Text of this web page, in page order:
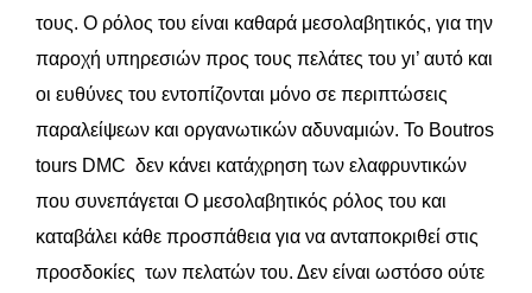
τους. Ο ρόλος του είναι καθαρά μεσολαβητικός, για την
παροχή υπηρεσιών προς τους πελάτες του yι’ αυτό και
οι ευθύνες του εντοπίζονται μόνο σε περιπτώσεις
παραλείψεων και οργανωτικών αδυναμιών. Το Boutros
tours DMC δεν κάνει κατάχρηση των ελαφρυντικών
που συνεπάγεται Ο μεσολαβητικός ρόλος του και
καταβάλει κάθε προσπάθεια για να ανταποκριθεί στις
προσδοκίες των πελατών του. Δεν είναι ωστόσο ούτε